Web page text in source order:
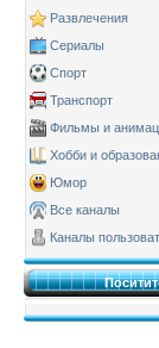
Развлечения
Сериалы
Спорт
Транспорт
Фильмы и
Хобби и
Юмор
Все каналы
Каналы